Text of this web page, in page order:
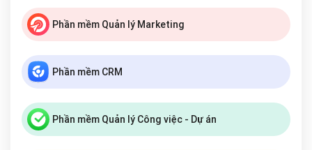
Phần mềm Quản lý Marketing
Phần mềm CRM
Phần mềm Quản lý Công việc - Dự án